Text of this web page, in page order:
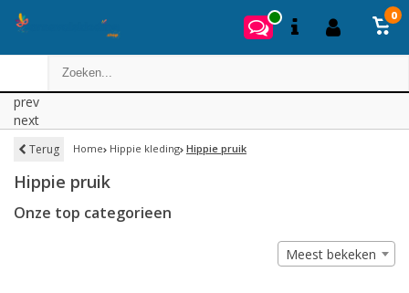
0
prev
next
Terug Home Hippie kleding Hippie pruik
Hippie pruik
Onze top categorieen
Meest bekeken